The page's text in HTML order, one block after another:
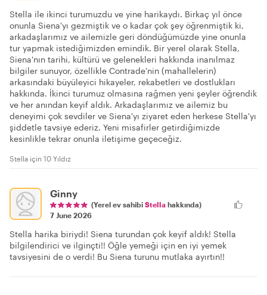
Stella ile ikinci turumuzdu ve yine harikaydı. Birkaç yıl önce
onunla Siena'yı gezmiştik ve o kadar çok şey öğrenmiştik ki,
arkadaşlarımız ve ailemizle geri döndüğümüzde yine onunla
tur yapmak istediğimizden emindik. Bir yerel olarak Stella,
Siena'nın tarihi, kültürü ve gelenekleri hakkında inanılmaz
bilgiler sunuyor, özellikle Contrade'nin (mahallelerin)
arkasındaki büyüleyici hikayeler, rekabetleri ve dostlukları
hakkında. İkinci turumuz olmasına rağmen yeni şeyler öğrendik
ve her anından keyif aldık. Arkadaşlarımız ve ailemiz bu
deneyimi çok sevdiler ve Siena'yı ziyaret eden herkese Stella'yı
şiddetle tavsiye ederiz. Yeni misafirler getirdiğimizde
kesinlikle tekrar onunla iletişime geçeceğiz.
Stella için 10 Yıldız
Ginny
(Yerel ev sahibi Stella hakkında)
7 June 2026
Stella harika biriydi! Siena turundan çok keyif aldık! Stella
bilgilendirici ve ilginçti!! Öğle yemeği için en iyi yemek
tavsiyesini de o verdi! Bu Siena turunu mutlaka ayırtın!!